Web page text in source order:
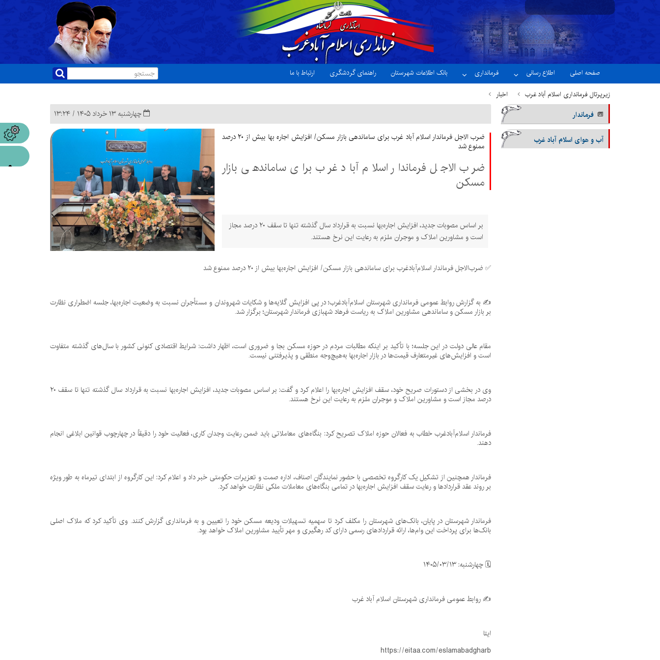
صفحه اصلی اطلاع رسانی فرمانداری بانک اطلاعات شهرستان راهنمای گردشگری
ارتباط با ما
زیرپرتال فرمانداری اسلام آباد غرب
اخبار
چهارشنبه ۱۳ خرداد ۱۴۰۵ / ۱۳:۲۴
ضرب الاجل فرماندار اسلام آباد غرب برای ساماندهی بازار مسکن/ افزایش اجاره بها بیش از ۲۰ درصد
ممنوع شد
ضرب الاجل فرماندار اسلام آباد غرب برای ساماندهی بازار
مسکن
بر اساس مصوبات جدید، افزایش اجاره‌بها نسبت به قرارداد سال گذشته تنها تا سقف ۲۰ درصد مجاز
است و مشاورین املاک و موجران ملزم به رعایت این نرخ هستند.
✅ ضرب‌الاجل فرماندار اسلام‌آبادغرب برای ساماندهی بازار مسکن/ افزایش اجاره‌بها بیش از ۲۰ درصد ممنوع شد
✍ به گزارش روابط عمومی فرمانداری شهرستان اسلام‌آبادغرب؛ در پی افزایش گلایه‌ها و شکایات شهروندان و مستأجران نسبت به وضعیت اجاره‌بها، جلسه اضطراری نظارت
بر بازار مسکن و ساماندهی مشاورین املاک به ریاست فرهاد شهبازی فرماندار شهرستان؛ برگزار شد.
مقام عالی دولت در این جلسه؛ با تأکید بر اینکه مطالبات مردم در حوزه مسکن بجا و ضروری است، اظهار داشت: شرایط اقتصادی کنونی کشور با سال‌های گذشته متفاوت
است و افزایش‌های غیرمتعارف قیمت‌ها در بازار اجاره‌بها به‌هیچ‌وجه منطقی و پذیرفتنی نیست.
وی در بخشی از دستورات صریح خود، سقف افزایش اجاره‌بها را اعلام کرد و گفت: بر اساس مصوبات جدید، افزایش اجاره‌بها نسبت به قرارداد سال گذشته تنها تا سقف ۲۰
درصد مجاز است و مشاورین املاک و موجران ملزم به رعایت این نرخ هستند.
فرماندار اسلام‌آبادغرب خطاب به فعالان حوزه املاک تصریح کرد: بنگاه‌های معاملاتی باید ضمن رعایت وجدان کاری، فعالیت خود را دقیقاً در چهارچوب قوانین ابلاغی انجام
دهند.
فرماندار همچنین از تشکیل یک کارگروه تخصصی با حضور نمایندگان اصناف، اداره صمت و تعزیرات حکومتی خبر داد و اعلام کرد: این کارگروه از ابتدای تیرماه به طور ویژه
بر روند عقد قراردادها و رعایت سقف افزایش اجاره‌بها در تمامی بنگاه‌های معاملات ملکی نظارت خواهد کرد.
فرماندار شهرستان در پایان، بانک‌های شهرستان را مکلف کرد تا سهمیه تسهیلات ودیعه مسکن خود را تعیین و به فرمانداری گزارش کنند. وی تأکید کرد که ملاک اصلی
بانک‌ها برای پرداخت این وام‌ها، ارائه قراردادهای رسمی دارای کد رهگیری و مهر تأیید مشاورین املاک خواهد بود.
🗓 چهارشنبه: ۱۴۰۵/۰۳/۱۳
✍ روابط عمومی فرمانداری شهرستان اسلام آباد غرب
ایتا
https://eitaa.com/eslamabadgharb
فرماندار
آب و هوای اسلام آباد غرب